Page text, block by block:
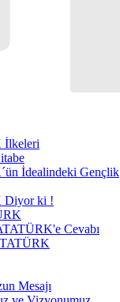
İlkeleri
İdealindeki Gençlik
Diyor ki !
Cevabı
Mesajı